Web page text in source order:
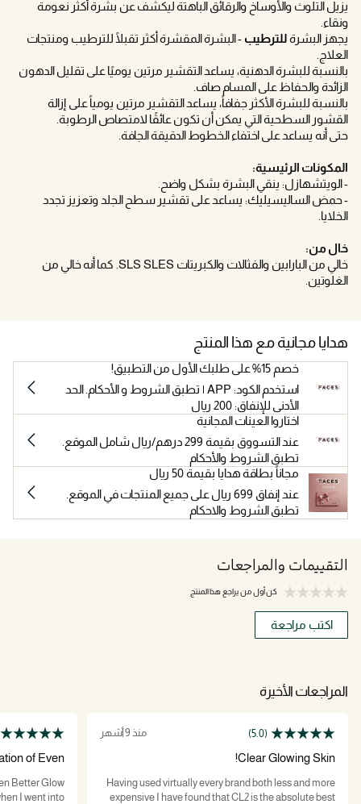
يزيل التلوث والأوساخ والرقائق الباهتة ليكشف عن بشرة أكثر نعومة
ونقاء.
يجهز البشرةللترطيب - البشرة المقشرة أكثر تقبلًا للترطيب ومنتجات
العلاج.
بالنسبة للبشرة الدهنية، يساعد التقشير مرتين يوميًا على تقليل الدهون
الزائدة والحفاظ على المسام صاف.
بالنسبة للبشرة الأكثر جفافاً، يساعد التقشير مرتين يومياً على إزالة
القشور السطحية التي يمكن أن تكون عائقًا لامتصاص الرطوبة.
حتى أنه يساعد على اختفاء الخطوط الدقيقة الجافة.
المكونات الرئيسية:
- الويتشهازل: ينقي البشرة بشكل واضح.
- حمض الساليسيليك: يساعد على تقشير سطح الجلد وتعزيز تجدد
الخلايا.
خال من:
خالي من البارابين والفثالات والكبريتات SLS SLES. كما أنه خالي من
الغلوتين.
هدايا مجانية مع هذا المنتج
خصم 15% على طلبك الأول من التطبيق!
استخدم الكود: APP | تطبق الشروط و الأحكام. الحد
الأدنى للإنفاق: 200 ريال
اختاروا العينات المجانية
عند التسووق بقيمة 299 درهم/ريال شامل الموقع.
تطبق الشروط والأحكام
مجاناً بطاقة هدايا بقيمة 50 ريال
عند إنفاق 699 ريال على جميع المنتجات في الموقع.
تطبق الشروط والاحكام
التقييمات والمراجعات
كن أول من يراجع هذا المنتج
اكتب مراجعة
المراجعات الأخيرة
(5.0) منذ 9 أشهر
Clear Glowing Skin!
Having used virtually every brand both less and more
expensive I have found that CL2 is the absolute best
of Even
Better Glow
I went into